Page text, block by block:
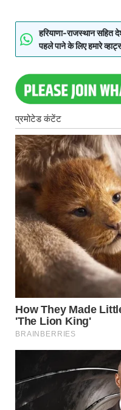
हरियाणा-राजस्थान
पहले पाने के लिए हमारे